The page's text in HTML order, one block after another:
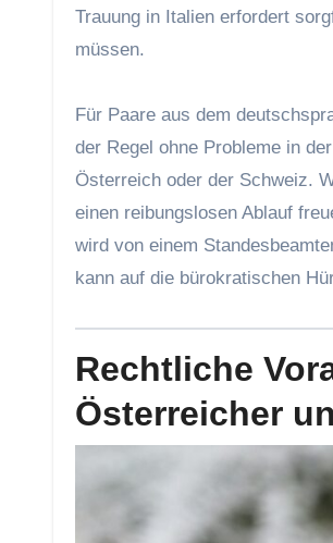
Trauung in Italien erfordert
müssen.
Für Paare aus dem
der Regel ohne Probleme in
Österreich oder der Schweiz.
einen reibungslosen Ablauf
wird von einem
kann auf die bürokratischen
Rechtliche
Österreicher